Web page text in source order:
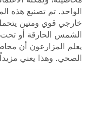
الواحد. تم تصنيع هذه
خارجي قوي ومتين
الشمس الحارقة أو
يعلم المزارعون أن
الصحي. وهذا يعني